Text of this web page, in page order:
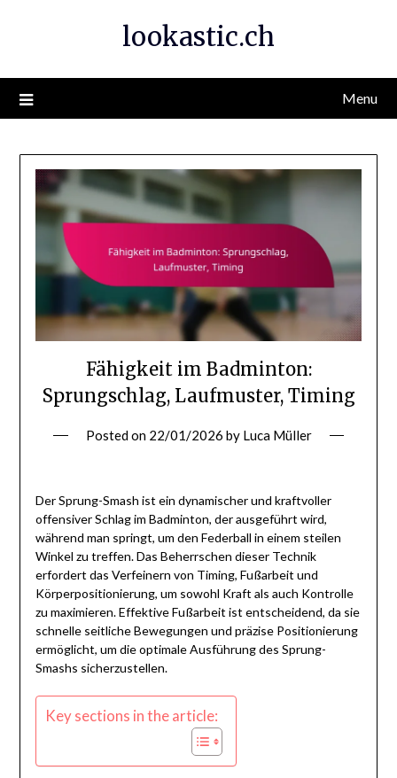
lookastic.ch
Menu
Fähigkeit im Badminton:
Sprungschlag, Laufmuster, Timing
Posted on 22/01/2026 by Luca Müller
Der Sprung-Smash ist ein dynamischer und kraftvoller
offensiver Schlag im Badminton, der ausgeführt wird,
während man springt, um den Federball in einem steilen
Winkel zu treffen. Das Beherrschen dieser Technik
erfordert das Verfeinern von Timing, Fußarbeit und
Körperpositionierung, um sowohl Kraft als auch Kontrolle
zu maximieren. Effektive Fußarbeit ist entscheidend, da sie
schnelle seitliche Bewegungen und präzise Positionierung
ermöglicht, um die optimale Ausführung des Sprung-
Smashs sicherzustellen.
Key sections in the article: